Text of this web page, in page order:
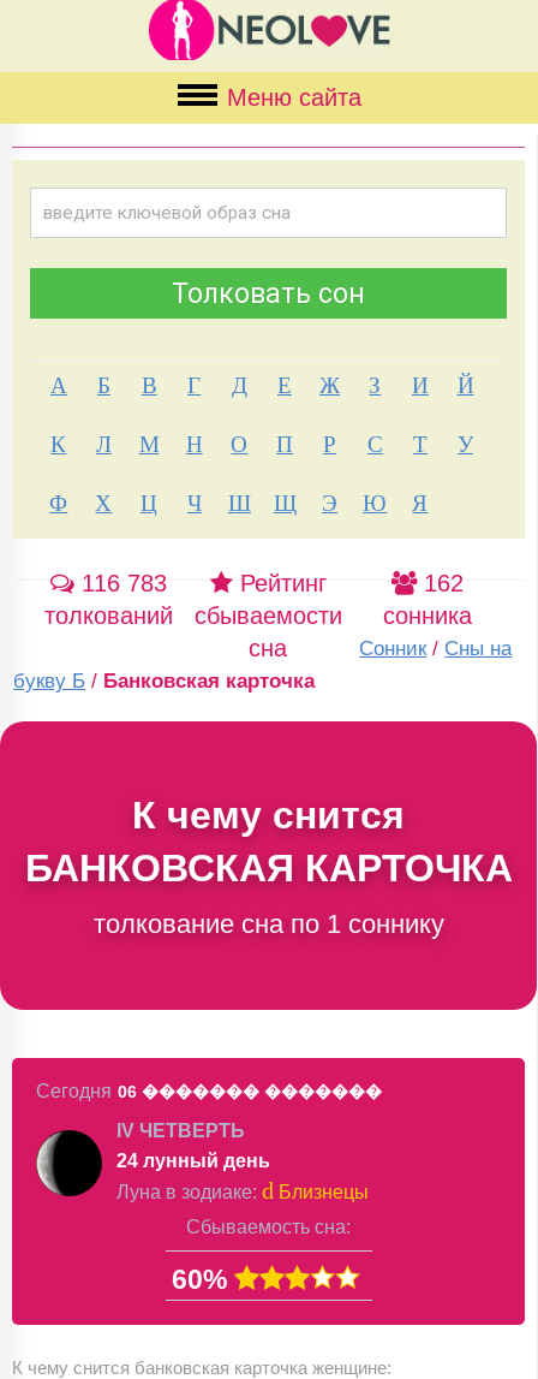
Меню сайта
А Б В Г Д Е Ж З И
Й
К
Л М Н О П Р С Т
У
Ф
Х Ц Ч Ш Щ Э Ю Я
116 783
толкований
Рейтинг
сбываемости
сна
162
сонника
Сонник / Сны на
букву Б / Банковская карточка
К чему снится
БАНКОВСКАЯ КАРТОЧКА
толкование сна по 1 соннику
Сегодня 06 ������� �������
IV ЧЕТВЕРТЬ
24 лунный день
Луна в зодиаке: d Близнецы
Сбываемость сна:
60%
К чему снится банковская карточка женщине: